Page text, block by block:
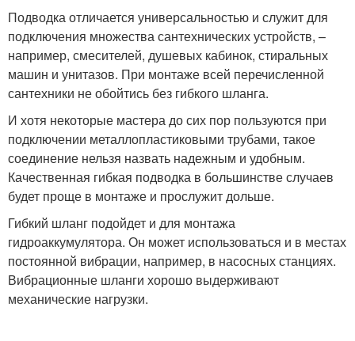
Подводка отличается универсальностью и служит для
подключения множества сантехнических устройств, –
например, смесителей, душевых кабинок, стиральных
машин и унитазов. При монтаже всей перечисленной
сантехники не обойтись без гибкого шланга.
И хотя некоторые мастера до сих пор пользуются при
подключении металлопластиковыми трубами, такое
соединение нельзя назвать надежным и удобным.
Качественная гибкая подводка в большинстве случаев
будет проще в монтаже и прослужит дольше.
Гибкий шланг подойдет и для монтажа
гидроаккумулятора. Он может использоваться и в местах
постоянной вибрации, например, в насосных станциях.
Вибрационные шланги хорошо выдерживают
механические нагрузки.